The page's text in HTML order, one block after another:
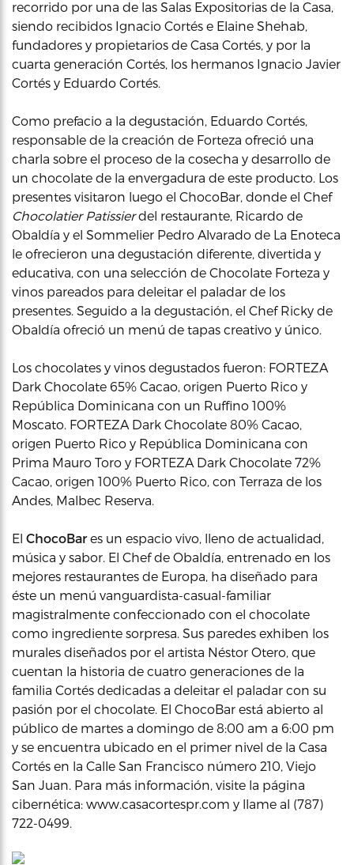
recorrido por una de las Salas Expositorias de la Casa,
siendo recibidos Ignacio Cortés e Elaine Shehab,
fundadores y propietarios de Casa Cortés, y por la
cuarta generación Cortés, los hermanos Ignacio Javier
Cortés y Eduardo Cortés.
Como prefacio a la degustación, Eduardo Cortés,
responsable de la creación de Forteza ofreció una
charla sobre el proceso de la cosecha y desarrollo de
un chocolate de la envergadura de este producto. Los
presentes visitaron luego el ChocoBar, donde el Chef
Chocolatier Patissierdel restaurante, Ricardo de
Obaldía y el Sommelier Pedro Alvarado de La Enoteca
le ofrecieron una degustación diferente, divertida y
educativa, con una selección de Chocolate Forteza y
vinos pareados para deleitar el paladar de los
presentes. Seguido a la degustación, el Chef Ricky de
Obaldía ofreció un menú de tapas creativo y único.
Los chocolates y vinos degustados fueron: FORTEZA
Dark Chocolate 65% Cacao, origen Puerto Rico y
República Dominicana con un Ruffino 100%
Moscato. FORTEZA Dark Chocolate 80% Cacao,
origen Puerto Rico y República Dominicana con
Prima Mauro Toro y FORTEZA Dark Chocolate 72%
Cacao, origen 100% Puerto Rico, con Terraza de los
Andes, Malbec Reserva.
El ChocoBares un espacio vivo, lleno de actualidad,
música y sabor. El Chef de Obaldía, entrenado en los
mejores restaurantes de Europa, ha diseñado para
éste un menú vanguardista-casual-familiar
magistralmente confeccionado con el chocolate
como ingrediente sorpresa. Sus paredes exhiben los
murales diseñados por el artista Néstor Otero, que
cuentan la historia de cuatro generaciones de la
familia Cortés dedicadas a deleitar el paladar con su
pasión por el chocolate. El ChocoBar está abierto al
público de martes a domingo de 8:00 am a 6:00 pm
y se encuentra ubicado en el primer nivel de la Casa
Cortés en la Calle San Francisco número 210, Viejo
San Juan. Para más información, visite la página
cibernética: www.casacortespr.com y llame al (787)
722-0499.